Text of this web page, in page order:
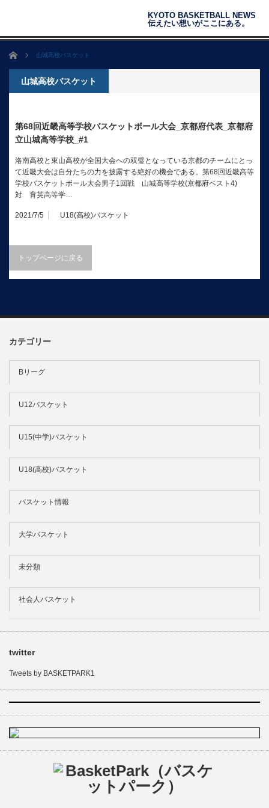
KYOTO BASKETBALL NEWS
伝えたい想いがここにある。
ホーム 山城高校バスケット
山城高校バスケット
第68回近畿高等学校バスケットボール大会_京都府代表_京都府
立山城高等学校_#1
洛南高校と東山高校が全国大会への双璧となっている京都のチームにとっ
て近畿大会は自分たちの力を披露する絶好の機会である。第68回近畿高等
学校バスケットボール大会男子1回戦 山城高等学校(京都府ベスト4)
対 育英高等学…
2021/7/5 U18(高校)バスケット
トップページに戻る
カテゴリー
Bリーグ
U12バスケット
U15(中学)バスケット
U18(高校)バスケット
バスケット情報
大学バスケット
未分類
社会人バスケット
twitter
Tweets by BASKETPARK1